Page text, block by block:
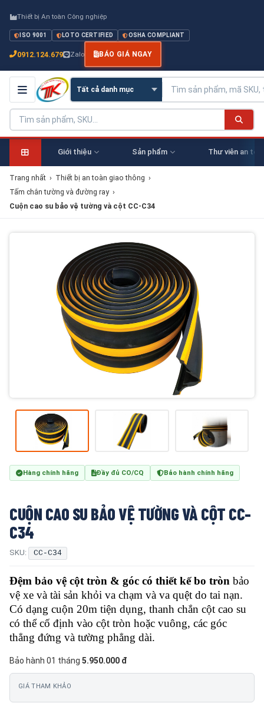
Thiết bị An toàn Công nghiệp
ISO 9001 LOTO CERTIFIED OSHA COMPLIANT
0912.124.679 Zalo BÁO GIÁ NGAY
Giới thiệu Sản phẩm Thư viên an
Trang nhất › Thiết bị an toàn giao thông ›
Tấm chắn tường và đường ray ›
Cuộn cao su bảo vệ tường và cột CC-C34
Hàng chính hãng Đầy đủ CO/CQ Bảo hành chính hãng
CUỘN CAO SU BẢO VỆ TƯỜNG VÀ CỘT CC-
C34
SKU: CC-C34
Đệm bảo vệ cột tròn & góc có thiết kế bo tròn bảo
vệ xe và tài sản khỏi va chạm và va quệt do tai nạn.
Có dạng cuộn 20m tiện dụng, thanh chắn cột cao su
có thể cố định vào cột tròn hoặc vuông, các góc
thẳng đứng và tường phẳng dài.
Bảo hành 01 tháng 5.950.000 đ
GIÁ THAM KHẢO